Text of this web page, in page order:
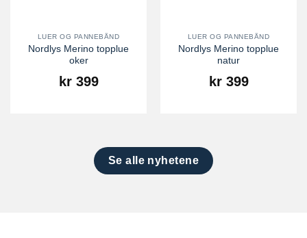
LUER OG PANNEBÅND
Nordlys Merino topplue
oker
kr399
LUER OG PANNEBÅND
Nordlys Merino topplue
natur
kr399
Se alle nyhetene